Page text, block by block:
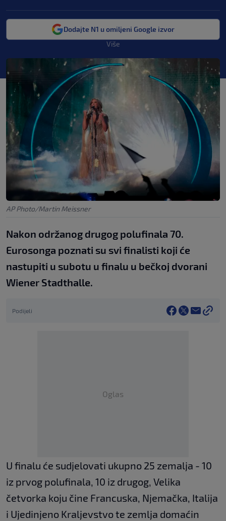
Dodajte N1 u omiljeni Google izvor
Više
AP Photo/Martin Meissner
Nakon održanog drugog polufinala 70.
Eurosonga poznati su svi finalisti koji će
nastupiti u subotu u finalu u bečkoj dvorani
Wiener Stadthalle.
Podijeli
Oglas
U finalu će sudjelovati ukupno 25 zemalja - 10
iz prvog polufinala, 10 iz drugog, Velika
četvorka koju čine Francuska, Njemačka, Italija
i Ujedinjeno Kraljevstvo te zemlja domaćin